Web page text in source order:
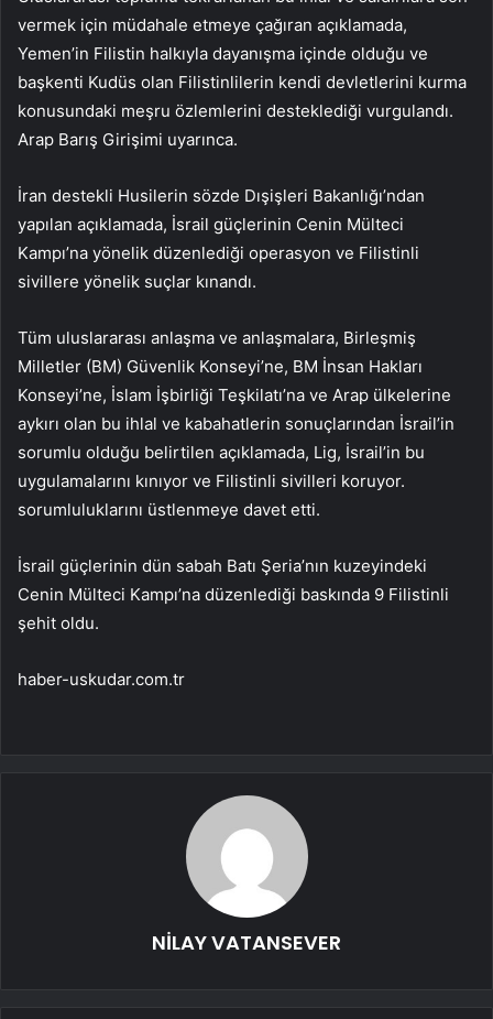
vermek için müdahale etmeye çağıran açıklamada,
Yemen’in Filistin halkıyla dayanışma içinde olduğu ve
başkenti Kudüs olan Filistinlilerin kendi devletlerini kurma
konusundaki meşru özlemlerini desteklediği vurgulandı.
Arap Barış Girişimi uyarınca.
İran destekli Husilerin sözde Dışişleri Bakanlığı’ndan
yapılan açıklamada, İsrail güçlerinin Cenin Mülteci
Kampı’na yönelik düzenlediği operasyon ve Filistinli
sivillere yönelik suçlar kınandı.
Tüm uluslararası anlaşma ve anlaşmalara, Birleşmiş
Milletler (BM) Güvenlik Konseyi’ne, BM İnsan Hakları
Konseyi’ne, İslam İşbirliği Teşkilatı’na ve Arap ülkelerine
aykırı olan bu ihlal ve kabahatlerin sonuçlarından İsrail’in
sorumlu olduğu belirtilen açıklamada, Lig, İsrail’in bu
uygulamalarını kınıyor ve Filistinli sivilleri koruyor.
sorumluluklarını üstlenmeye davet etti.
İsrail güçlerinin dün sabah Batı Şeria’nın kuzeyindeki
Cenin Mülteci Kampı’na düzenlediği baskında 9 Filistinli
şehit oldu.
haber-uskudar.com.tr
NİLAY VATANSEVER